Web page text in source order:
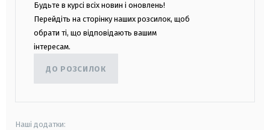
Будьте в курсі всіх новин і оновлень!
Перейдіть на сторінку наших розсилок, щоб
обрати ті, що відповідають вашим
інтересам.
ДО РОЗСИЛОК
Наші додатки: